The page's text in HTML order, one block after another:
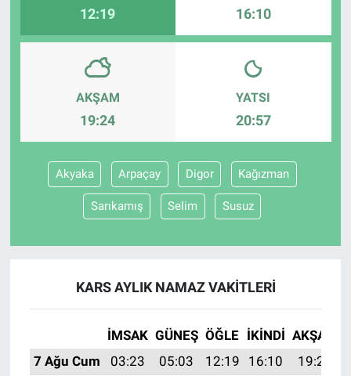
12:19 16:10
AKŞAM
19:24
YATSI
20:57
Akyaka Arpaçay Digor Kağızman
Sarıkamış Selim Susuz
KARS AYLIK NAMAZ VAKITLERI
İMSAK GÜNEŞ ÖĞLE İKINDI AKŞAM
7 Ağu Cum
03:23 05:03 12:19 16:10 19:24